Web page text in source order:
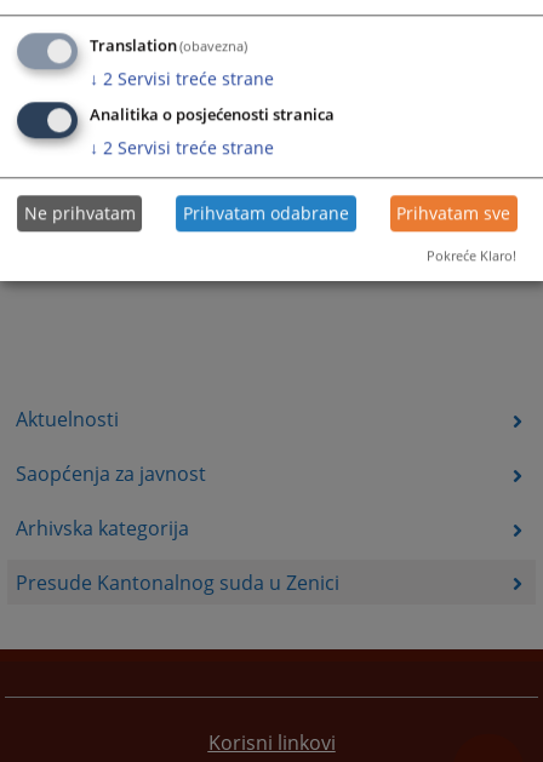
Aktuelnosti
Saopćenja za javnost
Arhivska kategorija
Presude Kantonalnog suda u Zenici
Korisni linkovi
Translation(obavezna)
↓ 2 Servisi treće strane
Analitika o posjećenosti stranica
↓ 2 Servisi treće strane
Ne prihvatam Prihvatam odabrane Prihvatam sve
Pokreće Klaro!